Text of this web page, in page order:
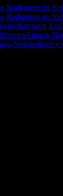
Radtouren im
Radtouren im
nach
durch
Stempeljagd